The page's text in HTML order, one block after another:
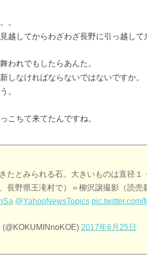
。
越してからわざわざ長野に引っ越して
われでもしたらあんた。
しなければならないではないですか。
。
こちて来てたんですね。
たとみられる石。大きいものは直径１
長野県王滝村で）＝柳沢譲撮影（読売
@YahooNewsTopics
2017年6月25日